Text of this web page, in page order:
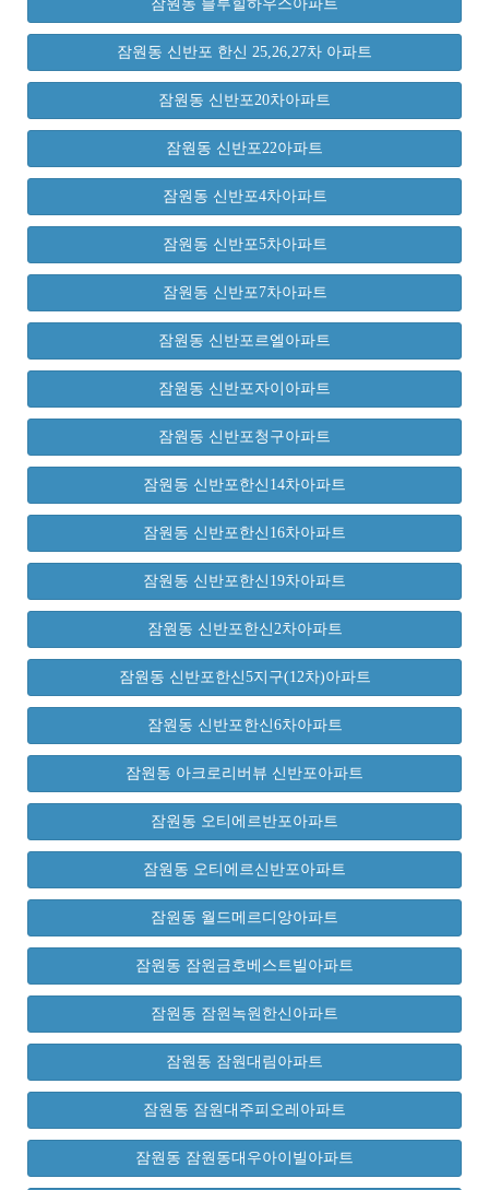
잠원동 블루힐하우스아파트
잠원동 신반포 한신 25,26,27차 아파트
잠원동 신반포20차아파트
잠원동 신반포22아파트
잠원동 신반포4차아파트
잠원동 신반포5차아파트
잠원동 신반포7차아파트
잠원동 신반포르엘아파트
잠원동 신반포자이아파트
잠원동 신반포청구아파트
잠원동 신반포한신14차아파트
잠원동 신반포한신16차아파트
잠원동 신반포한신19차아파트
잠원동 신반포한신2차아파트
잠원동 신반포한신5지구(12차)아파트
잠원동 신반포한신6차아파트
잠원동 아크로리버뷰 신반포아파트
잠원동 오티에르반포아파트
잠원동 오티에르신반포아파트
잠원동 월드메르디앙아파트
잠원동 잠원금호베스트빌아파트
잠원동 잠원녹원한신아파트
잠원동 잠원대림아파트
잠원동 잠원대주피오레아파트
잠원동 잠원동대우아이빌아파트